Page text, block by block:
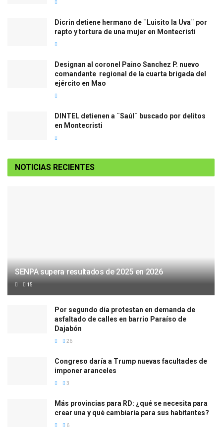
Dicrin detiene hermano de ¨Luisito la Uva¨ por
rapto y tortura de una mujer en Montecristi
Designan al coronel Paino Sanchez P. nuevo
comandante regional de la cuarta brigada del
ejército en Mao
DINTEL detienen a ¨Saúl¨ buscado por delitos
en Montecristi
NOTICIAS RECIENTES
SENPA supera resultados de 2025 en 2026
15
Por segundo día protestan en demanda de
asfaltado de calles en barrio Paraíso de
Dajabón
26
Congreso daría a Trump nuevas facultades de
imponer aranceles
3
Más provincias para RD: ¿qué se necesita para
crear una y qué cambiaría para sus habitantes?
6